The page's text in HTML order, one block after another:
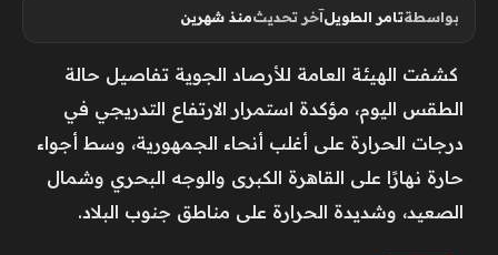
بواسطةتامر الطويلآخر تحديثمنذ شهرين
كشفت الهيئة العامة للأرصاد الجوية تفاصيل حالة
الطقس اليوم، مؤكدة استمرار الارتفاع التدريجي في
درجات الحرارة على أغلب أنحاء الجمهورية، وسط أجواء
حارة نهارًا على القاهرة الكبرى والوجه البحري وشمال
الصعيد، وشديدة الحرارة على مناطق جنوب البلاد.